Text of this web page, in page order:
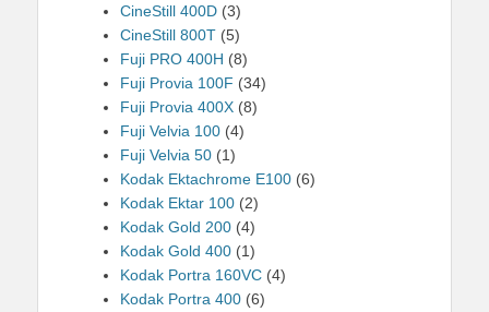
CineStill 400D (3)
CineStill 800T (5)
Fuji PRO 400H (8)
Fuji Provia 100F (34)
Fuji Provia 400X (8)
Fuji Velvia 100 (4)
Fuji Velvia 50 (1)
Kodak Ektachrome E100 (6)
Kodak Ektar 100 (2)
Kodak Gold 200 (4)
Kodak Gold 400 (1)
Kodak Portra 160VC (4)
Kodak Portra 400 (6)